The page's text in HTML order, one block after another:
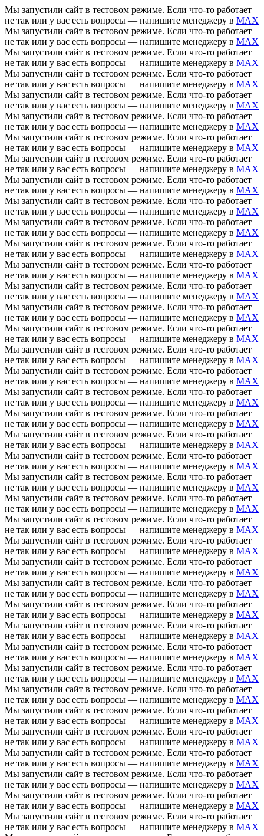
Мы запустили сайт в тестовом режиме. Если что-то работает
не так или у вас есть вопросы — напишите менеджеру в MAX
Мы запустили сайт в тестовом режиме. Если что-то работает
не так или у вас есть вопросы — напишите менеджеру в MAX
Мы запустили сайт в тестовом режиме. Если что-то работает
не так или у вас есть вопросы — напишите менеджеру в MAX
Мы запустили сайт в тестовом режиме. Если что-то работает
не так или у вас есть вопросы — напишите менеджеру в MAX
Мы запустили сайт в тестовом режиме. Если что-то работает
не так или у вас есть вопросы — напишите менеджеру в MAX
Мы запустили сайт в тестовом режиме. Если что-то работает
не так или у вас есть вопросы — напишите менеджеру в MAX
Мы запустили сайт в тестовом режиме. Если что-то работает
не так или у вас есть вопросы — напишите менеджеру в MAX
Мы запустили сайт в тестовом режиме. Если что-то работает
не так или у вас есть вопросы — напишите менеджеру в MAX
Мы запустили сайт в тестовом режиме. Если что-то работает
не так или у вас есть вопросы — напишите менеджеру в MAX
Мы запустили сайт в тестовом режиме. Если что-то работает
не так или у вас есть вопросы — напишите менеджеру в MAX
Мы запустили сайт в тестовом режиме. Если что-то работает
не так или у вас есть вопросы — напишите менеджеру в MAX
Мы запустили сайт в тестовом режиме. Если что-то работает
не так или у вас есть вопросы — напишите менеджеру в MAX
Мы запустили сайт в тестовом режиме. Если что-то работает
не так или у вас есть вопросы — напишите менеджеру в MAX
Мы запустили сайт в тестовом режиме. Если что-то работает
не так или у вас есть вопросы — напишите менеджеру в MAX
Мы запустили сайт в тестовом режиме. Если что-то работает
не так или у вас есть вопросы — напишите менеджеру в MAX
Мы запустили сайт в тестовом режиме. Если что-то работает
не так или у вас есть вопросы — напишите менеджеру в MAX
Мы запустили сайт в тестовом режиме. Если что-то работает
не так или у вас есть вопросы — напишите менеджеру в MAX
Мы запустили сайт в тестовом режиме. Если что-то работает
не так или у вас есть вопросы — напишите менеджеру в MAX
Мы запустили сайт в тестовом режиме. Если что-то работает
не так или у вас есть вопросы — напишите менеджеру в MAX
Мы запустили сайт в тестовом режиме. Если что-то работает
не так или у вас есть вопросы — напишите менеджеру в MAX
Мы запустили сайт в тестовом режиме. Если что-то работает
не так или у вас есть вопросы — напишите менеджеру в MAX
Мы запустили сайт в тестовом режиме. Если что-то работает
не так или у вас есть вопросы — напишите менеджеру в MAX
Мы запустили сайт в тестовом режиме. Если что-то работает
не так или у вас есть вопросы — напишите менеджеру в MAX
Мы запустили сайт в тестовом режиме. Если что-то работает
не так или у вас есть вопросы — напишите менеджеру в MAX
Мы запустили сайт в тестовом режиме. Если что-то работает
не так или у вас есть вопросы — напишите менеджеру в MAX
Мы запустили сайт в тестовом режиме. Если что-то работает
не так или у вас есть вопросы — напишите менеджеру в MAX
Мы запустили сайт в тестовом режиме. Если что-то работает
не так или у вас есть вопросы — напишите менеджеру в MAX
Мы запустили сайт в тестовом режиме. Если что-то работает
не так или у вас есть вопросы — напишите менеджеру в MAX
Мы запустили сайт в тестовом режиме. Если что-то работает
не так или у вас есть вопросы — напишите менеджеру в MAX
Мы запустили сайт в тестовом режиме. Если что-то работает
не так или у вас есть вопросы — напишите менеджеру в MAX
Мы запустили сайт в тестовом режиме. Если что-то работает
не так или у вас есть вопросы — напишите менеджеру в MAX
Мы запустили сайт в тестовом режиме. Если что-то работает
не так или у вас есть вопросы — напишите менеджеру в MAX
Мы запустили сайт в тестовом режиме. Если что-то работает
не так или у вас есть вопросы — напишите менеджеру в MAX
Мы запустили сайт в тестовом режиме. Если что-то работает
не так или у вас есть вопросы — напишите менеджеру в MAX
Мы запустили сайт в тестовом режиме. Если что-то работает
не так или у вас есть вопросы — напишите менеджеру в MAX
Мы запустили сайт в тестовом режиме. Если что-то работает
не так или у вас есть вопросы — напишите менеджеру в MAX
Мы запустили сайт в тестовом режиме. Если что-то работает
не так или у вас есть вопросы — напишите менеджеру в MAX
Мы запустили сайт в тестовом режиме. Если что-то работает
не так или у вас есть вопросы — напишите менеджеру в MAX
Мы запустили сайт в тестовом режиме. Если что-то работает
не так или у вас есть вопросы — напишите менеджеру в MAX